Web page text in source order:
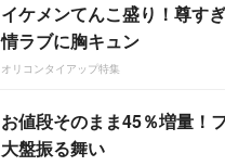
イケメンてんこ盛り！尊す
情ラブに胸キュン
オリコンタイアップ特集
お値段そのまま45％増量！
大盤振る舞い